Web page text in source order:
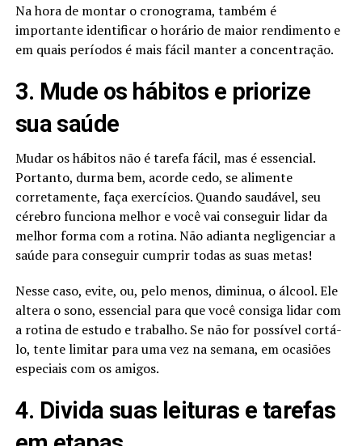
Na hora de montar o cronograma, também é
importante identificar o horário de maior rendimento e
em quais períodos é mais fácil manter a concentração.
3. Mude os hábitos e priorize
sua saúde
Mudar os hábitos não é tarefa fácil, mas é essencial.
Portanto, durma bem, acorde cedo, se alimente
corretamente, faça exercícios. Quando saudável, seu
cérebro funciona melhor e você vai conseguir lidar da
melhor forma com a rotina. Não adianta negligenciar a
saúde para conseguir cumprir todas as suas metas!
Nesse caso, evite, ou, pelo menos, diminua, o álcool. Ele
altera o sono, essencial para que você consiga lidar com
a rotina de estudo e trabalho. Se não for possível cortá-
lo, tente limitar para uma vez na semana, em ocasiões
especiais com os amigos.
4. Divida suas leituras e tarefas